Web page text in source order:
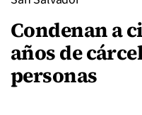
Condenan a
años de
personas